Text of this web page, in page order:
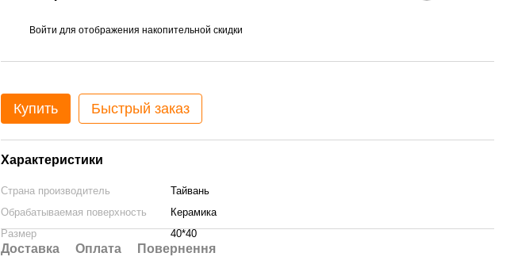
Войти для отображения накопительной скидки
Купить Быстрый заказ
Характеристики
Страна производитель
Тайвань
Обрабатываемая поверхность
Керамика
Размер
40*40
Доставка Оплата Повернення